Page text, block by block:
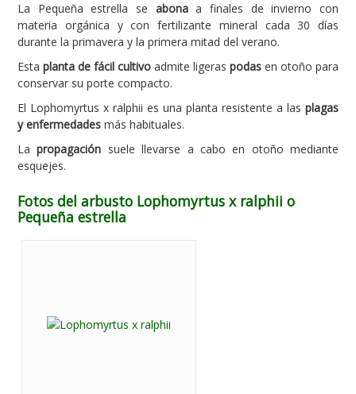
La Pequeña estrella se abonaa finales de invierno con
materia orgánica y con fertilizante mineral cada 30 días
durante la primavera y la primera mitad del verano.
Esta planta de fácil cultivo admite ligeras podas en otoño para
conservar su porte compacto.
El Lophomyrtus x ralphii es una planta resistente a las plagas
y enfermedades más habituales.
Lapropagación suele llevarse a cabo en otoño mediante
esquejes.
Fotos del arbusto Lophomyrtus x ralphii o
Pequeña estrella